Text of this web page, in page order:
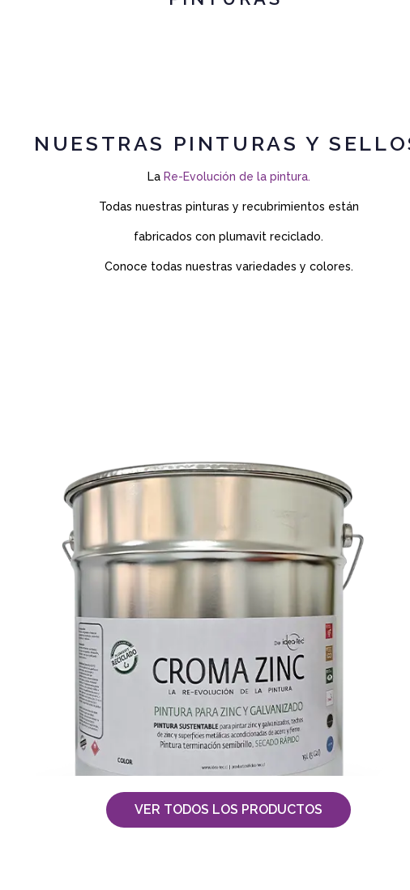
NUESTRAS PINTURAS Y
LaRe-Evolución de la pintura.
Todas nuestras pinturas y recubrimientos están
fabricados con plumavit reciclado.
Conoce todas nuestras variedades y colores.
VER TODOS LOS PRODUCTOS